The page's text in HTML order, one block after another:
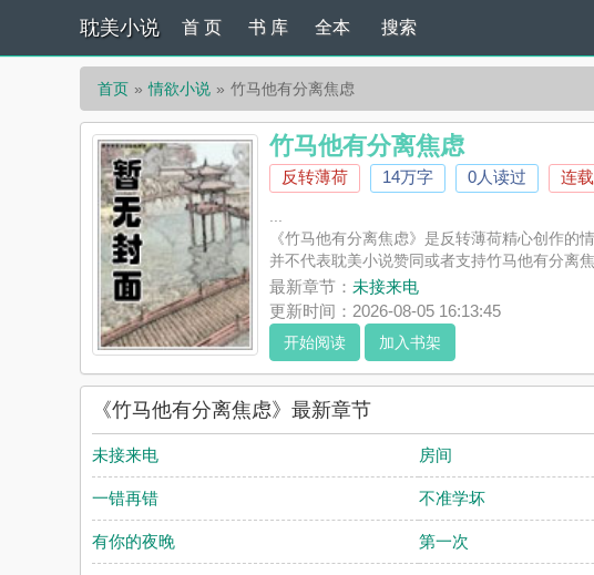
耽美小说 首 页 书 库 全本 搜索
首页 情欲小说 竹马他有分离焦虑
竹马他有分离焦虑
反转薄荷 14万字 0人读过 连载
《竹马他有分离焦虑》是反转薄荷精心创作
并不代表耽美小说赞同或者支持竹马他有分离焦
最新章节： 未接来电
更新时间：2026-08-05 16:13:45
开始阅读 加入书架
《竹马他有分离焦虑》最新章节
未接来电 房间
一错再错 不准学坏
有你的夜晚 第一次